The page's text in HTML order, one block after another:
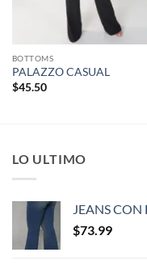
BOTTOMS
PALAZZO CASUAL
$45.50
LO ULTIMO
JEANS
$73.99